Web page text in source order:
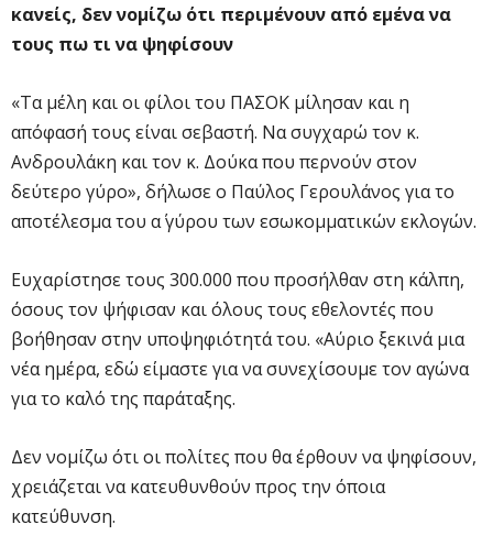
κανείς, δεν νομίζω ότι περιμένουν από εμένα να
τους πω τι να ψηφίσουν
«Τα μέλη και οι φίλοι του ΠΑΣΟΚ μίλησαν και η
απόφασή τους είναι σεβαστή. Να συγχαρώ τον κ.
Ανδρουλάκη και τον κ. Δούκα που περνούν στον
δεύτερο γύρο», δήλωσε ο Παύλος Γερουλάνος για το
αποτέλεσμα του α΄ γύρου των εσωκομματικών εκλογών.
Ευχαρίστησε τους 300.000 που προσήλθαν στη κάλπη,
όσους τον ψήφισαν και όλους τους εθελοντές που
βοήθησαν στην υποψηφιότητά του. «Αύριο ξεκινά μια
νέα ημέρα, εδώ είμαστε για να συνεχίσουμε τον αγώνα
για το καλό της παράταξης.
Δεν νομίζω ότι οι πολίτες που θα έρθουν να ψηφίσουν,
χρειάζεται να κατευθυνθούν προς την όποια
κατεύθυνση.